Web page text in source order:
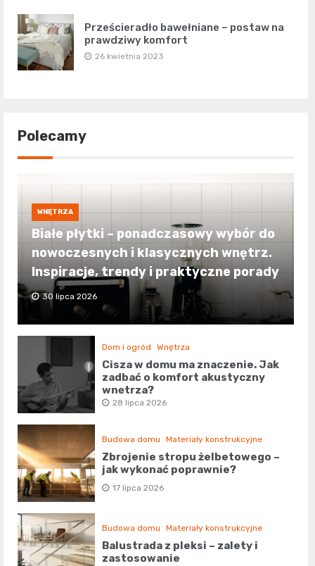
Prześcieradło bawełniane – postaw na
prawdziwy komfort
26 kwietnia 2023
Polecamy
WNĘTRZA
Białe płytki – ponadczasowy wybór do
nowoczesnych i klasycznych wnętrz.
Inspiracje, trendy i praktyczne porady
30 lipca 2026
Dom i ogród Wnętrza
Cisza w domu ma znaczenie. Jak
zadbać o komfort akustyczny
wnętrza?
28 lipca 2026
Budowa domu Materiały konstrukcyjne
Zbrojenie stropu żelbetowego –
jak wykonać poprawnie?
17 lipca 2026
Budowa domu Materiały konstrukcyjne
Balustrada z pleksi – zalety i
zastosowanie